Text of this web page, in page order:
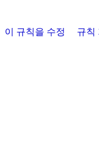
이 규칙을 수정 규칙